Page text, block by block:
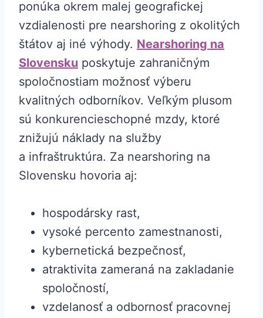
ponúka okrem malej geografickej
vzdialenosti pre nearshoring z okolitých
štátov aj iné výhody. Nearshoring na
Slovensku poskytuje zahraničným
spoločnostiam možnosť výberu
kvalitných odborníkov. Veľkým plusom
sú konkurencieschopné mzdy, ktoré
znižujú náklady na služby
a infraštruktúra. Za nearshoring na
Slovensku hovoria aj:
hospodársky rast,
vysoké percento zamestnanosti,
kybernetická bezpečnosť,
atraktivita zameraná na zakladanie
spoločností,
vzdelanosť a odbornosť pracovnej